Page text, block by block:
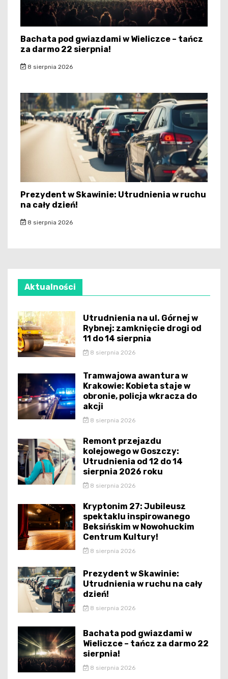
Bachata pod gwiazdami w Wieliczce – tańcz
za darmo 22 sierpnia!
8 sierpnia 2026
Prezydent w Skawinie: Utrudnienia w ruchu
na cały dzień!
8 sierpnia 2026
Aktualności
Utrudnienia na ul. Górnej w
Rybnej: zamknięcie drogi od
11 do 14 sierpnia
8 sierpnia 2026
Tramwajowa awantura w
Krakowie: Kobieta staje w
obronie, policja wkracza do
akcji
8 sierpnia 2026
Remont przejazdu
kolejowego w Goszczy:
Utrudnienia od 12 do 14
sierpnia 2026 roku
8 sierpnia 2026
Kryptonim 27: Jubileusz
spektaklu inspirowanego
Beksińskim w Nowohuckim
Centrum Kultury!
8 sierpnia 2026
Prezydent w Skawinie:
Utrudnienia w ruchu na cały
dzień!
8 sierpnia 2026
Bachata pod gwiazdami w
Wieliczce – tańcz za darmo 22
sierpnia!
8 sierpnia 2026